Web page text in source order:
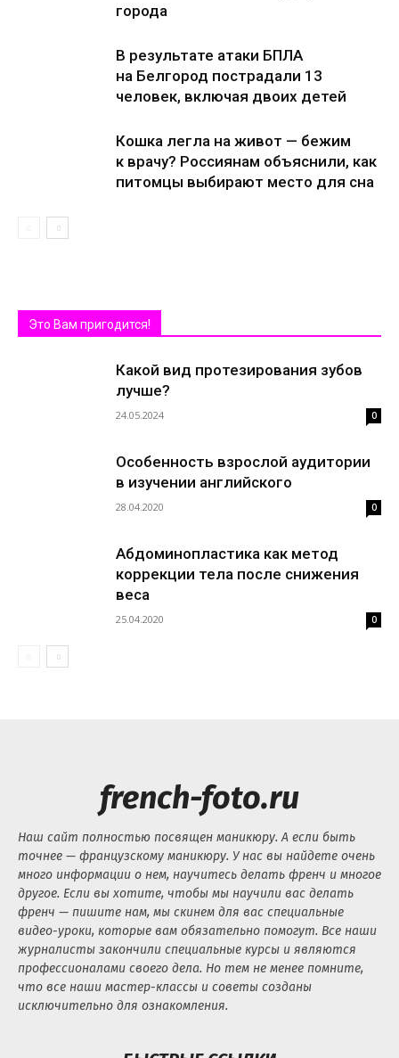
города
В результате атаки БПЛА
на Белгород пострадали 13
человек, включая двоих детей
Кошка легла на живот — бежим
к врачу? Россиянам объяснили, как
питомцы выбирают место для сна
Это Вам пригодится!
Какой вид протезирования зубов
лучше?
24.05.2024 0
Особенность взрослой аудитории
в изучении английского
28.04.2020 0
Абдоминопластика как метод
коррекции тела после снижения
веса
25.04.2020 0
french-foto.ru
Наш сайт полностью посвящен маникюру. А если быть
точнее — французскому маникюру. У нас вы найдете очень
много информации о нем, научитесь делать френч и многое
другое. Если вы хотите, чтобы мы научили вас делать
френч — пишите нам, мы скинем для вас специальные
видео-уроки, которые вам обязательно помогут. Все наши
журналисты закончили специальные курсы и являются
профессионалами своего дела. Но тем не менее помните,
что все наши мастер-классы и советы созданы
исключительно для ознакомления.